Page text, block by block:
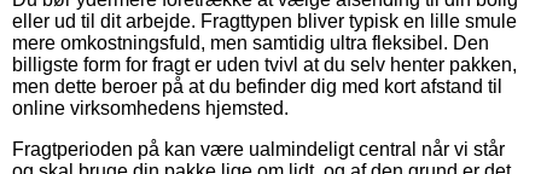
eller ud til dit arbejde. Fragttypen bliver typisk en lille smule
mere omkostningsfuld, men samtidig ultra fleksibel. Den
billigste form for fragt er uden tvivl at du selv henter pakken,
men dette beroer på at du befinder dig med kort afstand til
online virksomhedens hjemsted.
Fragtperioden på kan være ualmindeligt central når vi står